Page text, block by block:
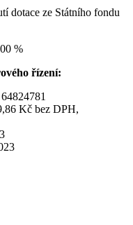
dotace ze Státního fondu
%
řízení:
Kč bez DPH,